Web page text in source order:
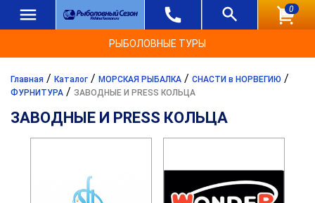
0
РЫБОЛОВНЫЕ ТУРЫ
Главная / Каталог / МОРСКАЯ РЫБАЛКА / СНАСТИ в НОРВЕГИЮ /
ФУРНИТУРА / ЗАВОДНЫЕ И PRESS КОЛЬЦА
ЗАВОДНЫЕ И PRESS КОЛЬЦА